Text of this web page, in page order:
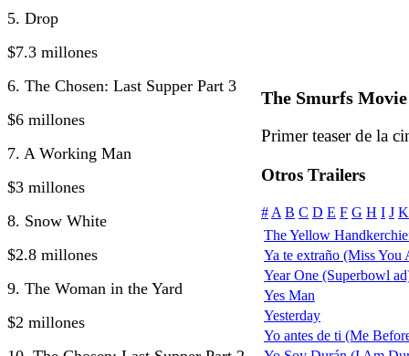
5. Drop
$7.3 millones
6. The Chosen: Last Supper Part 3
$6 millones
7. A Working Man
$3 millones
8. Snow White
$2.8 millones
9. The Woman in the Yard
$2 millones
The Smurfs
Primer teaser de la
Otros Trailers
# A B C D E F G H I J K
The Yellow
Ya te extraño (Miss You
Year One (Superbowl
Yes Man
Yesterday
Yo antes de ti (Me